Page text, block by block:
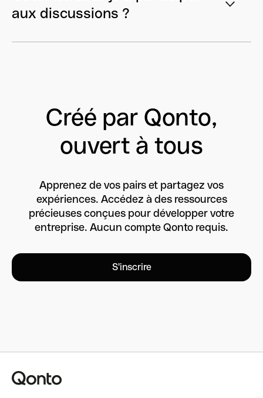
aux discussions ?
Créé par Qonto,
ouvert à tous
Apprenez de vos pairs et partagez vos
expériences. Accédez à des ressources
précieuses conçues pour développer votre
entreprise. Aucun compte Qonto requis.
S'inscrire